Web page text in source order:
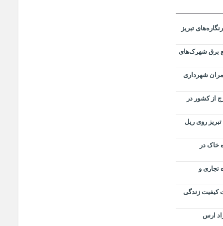
تبریز
برق شهرک‌های
شهرداری
از کشور در
روی ریل
خاک در
تجاری و
کیفیت زندگی
ارس